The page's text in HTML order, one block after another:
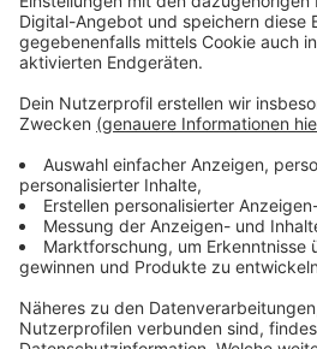
ROCK ANTENNE
Münchener Straße 101c
85737 Ismaning
Telefonnummern
089 - 99 277 0